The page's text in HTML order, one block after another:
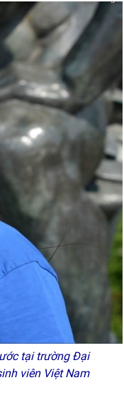
tại trường Đại
viên Việt Nam